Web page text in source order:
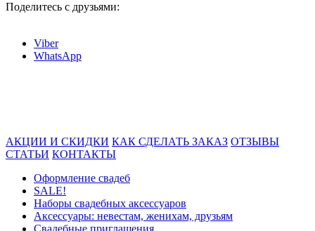
Поделитесь с друзьями:
Viber
WhatsApp
АКЦИИ И СКИДКИ КАК СДЕЛАТЬ ЗАКАЗ ОТЗЫВЫ
СТАТЬИ КОНТАКТЫ
Оформление свадеб
SALE!
Наборы свадебных аксессуаров
Аксессуары: невестам, женихам, друзьям